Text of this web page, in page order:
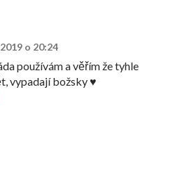
o 20:24
používám a věřím že tyhle
vypadají božsky ♥